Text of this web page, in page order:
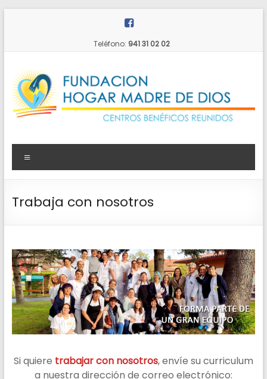
Teléfono: 941 31 02 02
Fundación
Hogar
Madre
de
Centros
Benéficos
Reunidos
Trabaja con nosotros
Si quiere trabajar con nosotros, envíe su curriculum
a nuestra dirección de correo electrónico: